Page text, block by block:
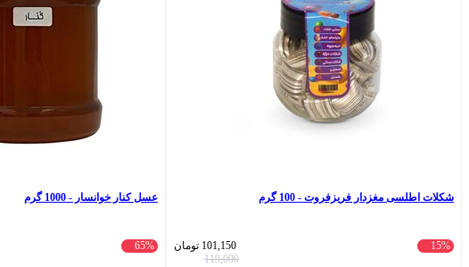
شکلات اطلسی مغزدار فریزفروت - 100 گرم
15%
101,150 تومان
119,000
عسل کنار خوانسار - 1000 گرم
65%